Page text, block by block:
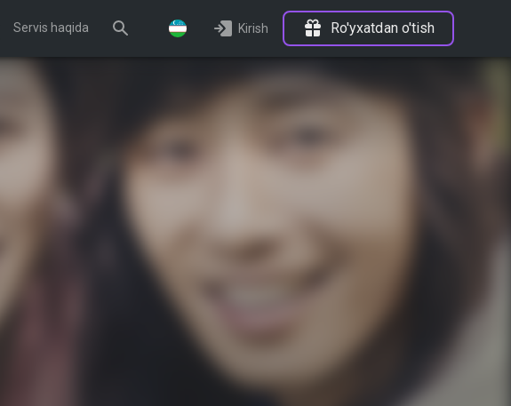
Servis haqida Kirish Ro'yxatdan o'tish